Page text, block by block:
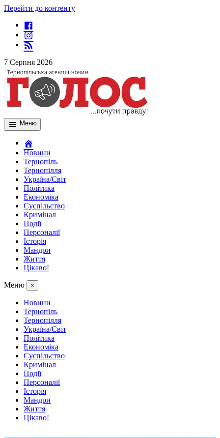
Перейти до контенту
7 Серпня 2026
Меню
Новини
Тернопіль
Тернопілля
Україна/Світ
Політика
Економіка
Суспільство
Кримінал
Події
Персоналії
Історія
Мандри
Життя
Цікаво!
Меню ×
Новини
Тернопіль
Тернопілля
Україна/Світ
Політика
Економіка
Суспільство
Кримінал
Події
Персоналії
Історія
Мандри
Життя
Цікаво!